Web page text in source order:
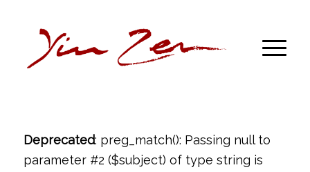
Deprecated: preg_match(): Passing null to
parameter #2 ($subject) of type string is